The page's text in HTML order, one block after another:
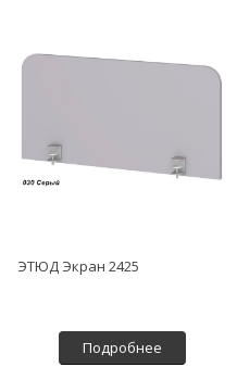
ЭТЮД Экран 2425
Подробнее